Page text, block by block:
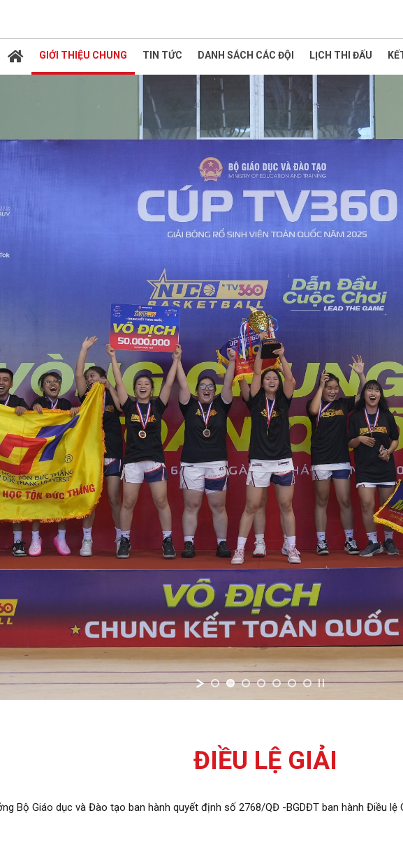
GIỚI THIỆU CHUNG TIN TỨC DANH SÁCH CÁC ĐỘI LỊCH THI ĐẤU
ĐIỀU LỆ GIẢI
Bộ Giáo dục và Đào tạo ban hành quyết định số 2768/QĐ -BGDĐT ban hành Điều lệ